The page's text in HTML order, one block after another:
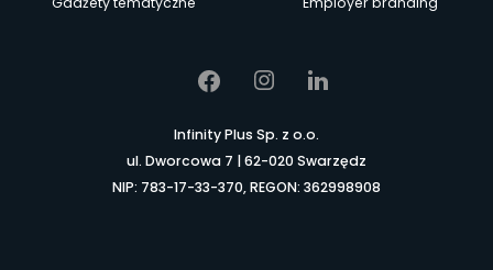
Infinity Plus Sp. z o.o.
ul. Dworcowa 7 | 62-020 Swarzędz
NIP: 783-17-33-370, REGON: 362998908